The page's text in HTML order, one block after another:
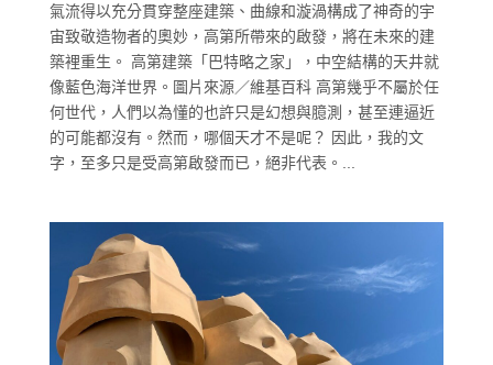
氣流得以充分貫穿整座建築、曲線和漩渦構成了神奇的宇
宙致敬造物者的奧妙，高第所帶來的啟發，將在未來的建
築裡重生。 高第建築「巴特略之家」，中空結構的天井就
像藍色海洋世界。圖片來源／維基百科 高第幾乎不屬於任
何世代，人們以為懂的也許只是幻想與臆測，甚至連逼近
的可能都沒有。然而，哪個天才不是呢？ 因此，我的文
字，至多只是受高第啟發而已，絕非代表。...